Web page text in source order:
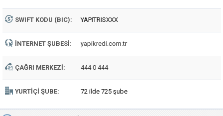
SWIFT KODU (BIC): YAPITRISXXX
İNTERNET ŞUBESI: yapikredi.com.tr
ÇAĞRI MERKEZI: 444 0 444
YURTIÇI ŞUBE: 72 ilde 725 şube